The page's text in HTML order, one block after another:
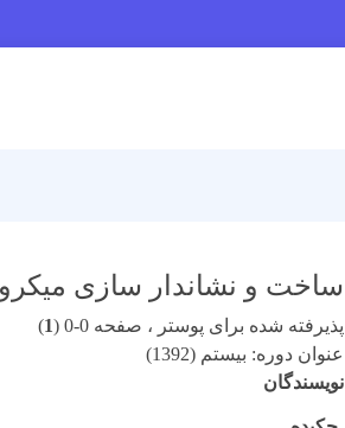
ساخت و نشاندار سازی میکروذرات چیتوزان با
پذیرفته شده برای پوستر ، صفحه 0-0 ( 1
)
عنوان دوره: بیستم (1392)
نویسندگان